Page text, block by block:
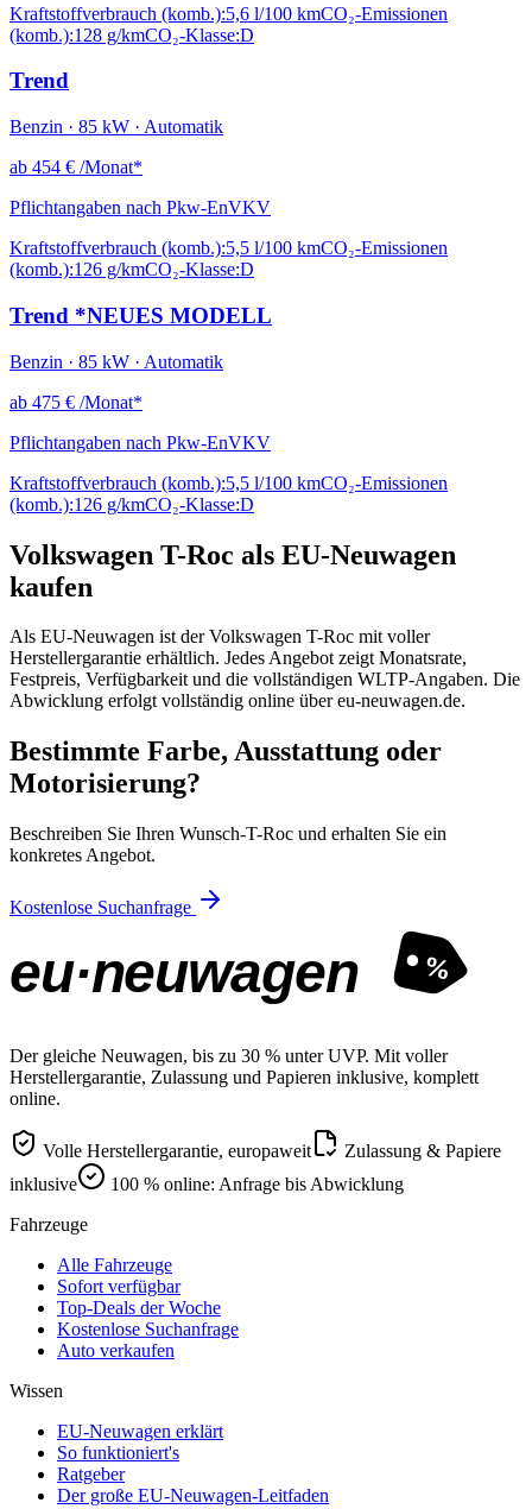
Kraftstoffverbrauch (komb.):5,6 l/100 kmCO₂-Emissionen
(komb.):128 g/kmCO₂-Klasse:D
Trend
Benzin · 85 kW · Automatik
ab 454 € /Monat*
Pflichtangaben nach Pkw-EnVKV
Kraftstoffverbrauch (komb.):5,5 l/100 kmCO₂-Emissionen
(komb.):126 g/kmCO₂-Klasse:D
Trend *NEUES MODELL
Benzin · 85 kW · Automatik
ab 475 € /Monat*
Pflichtangaben nach Pkw-EnVKV
Kraftstoffverbrauch (komb.):5,5 l/100 kmCO₂-Emissionen
(komb.):126 g/kmCO₂-Klasse:D
Volkswagen T-Roc als EU-Neuwagen
kaufen
Als EU-Neuwagen ist der Volkswagen T-Roc mit voller
Herstellergarantie erhältlich. Jedes Angebot zeigt Monatsrate,
Festpreis, Verfügbarkeit und die vollständigen WLTP-Angaben. Die
Abwicklung erfolgt vollständig online über eu-neuwagen.de.
Bestimmte Farbe, Ausstattung oder
Motorisierung?
Beschreiben Sie Ihren Wunsch-T-Roc und erhalten Sie ein
konkretes Angebot.
Kostenlose Suchanfrage
eu·neuwagen %
Der gleiche Neuwagen, bis zu 30 % unter UVP. Mit voller
Herstellergarantie, Zulassung und Papieren inklusive, komplett
online.
Volle Herstellergarantie, europaweit
Zulassung & Papiere
inklusive
100 % online: Anfrage bis Abwicklung
Fahrzeuge
Alle Fahrzeuge
Sofort verfügbar
Top-Deals der Woche
Kostenlose Suchanfrage
Auto verkaufen
Wissen
EU-Neuwagen erklärt
So funktioniert's
Ratgeber
Der große EU-Neuwagen-Leitfaden